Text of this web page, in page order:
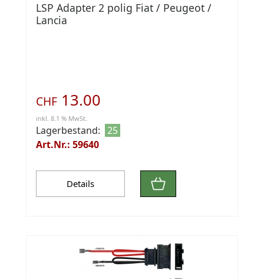
LSP Adapter 2 polig Fiat / Peugeot /
Lancia
CHF 13.00
inkl. 8.1 % MwSt.
Lagerbestand: 25
Art.Nr.: 59640
Details